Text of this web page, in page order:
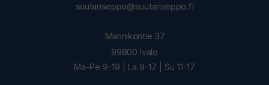
suutariseppo@suutariseppo.fi
Männiköntie 37
99800 Ivalo
Ma-Pe 9-19 | La 9-17 | Su 11-17